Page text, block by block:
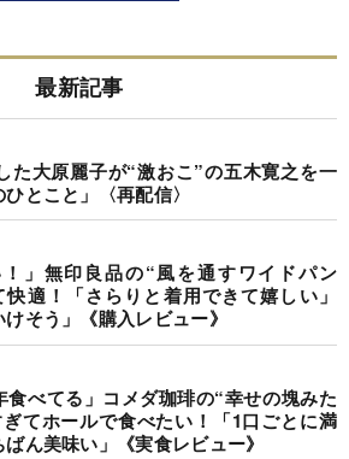
最新記事
た大原麗子が“激おこ”の五木寛之を一
とこと」〈再配信〉
！」無印良品の“風を通すワイドパン
適！「さらりと着用できて嬉しい」
そう」《購入レビュー》
食べてる」コメダ珈琲の“幸せの塊みた
てホールで食べたい！「1口ごとに満
ん美味い」《実食レビュー》